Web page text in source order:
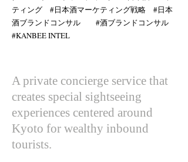
ティング #日本酒マーケティング戦略 #日本
酒ブランドコンサル #酒ブランドコンサル
#KANBEE INTEL
A private concierge service that
creates special sightseeing
experiences centered around
Kyoto for wealthy inbound
tourists.